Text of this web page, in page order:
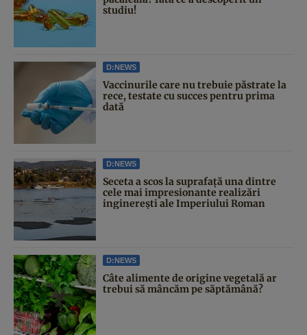
studiu!
D:NEWS
Vaccinurile care nu trebuie păstrate la
rece, testate cu succes pentru prima
dată
D:NEWS
Seceta a scos la suprafață una dintre
cele mai impresionante realizări
inginerești ale Imperiului Roman
D:NEWS
Câte alimente de origine vegetală ar
trebui să mâncăm pe săptămână?